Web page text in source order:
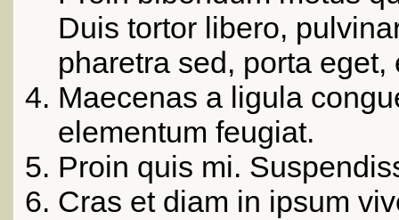
Duis tortor libero,
pharetra sed, porta eget,
Maecenas a ligula
elementum feugiat.
Proin quis mi.
Cras et diam in ipsum